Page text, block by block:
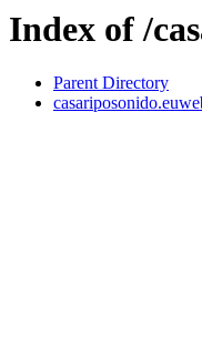
Index of /
Parent Directory